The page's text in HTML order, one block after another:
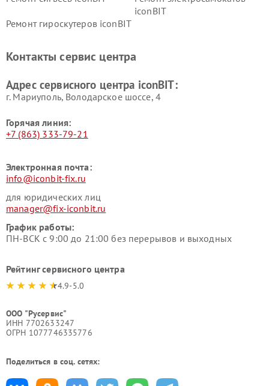
iconBIT
Ремонт гироскутеров iconBIT
Контакты сервис центра
Адрес сервисного центра iconBIT:
г. Мариуполь, Володарское шоссе, 4
Горячая линия:
+7 (863) 333-79-21
Электронная почта:
info@iconbit-fix.ru
для юридических лиц
manager@fix-iconbit.ru
График работы:
ПН-ВСК с 9:00 до 21:00 без перерывов и выходных
Рейтинг сервисного центра
4.9-5.0
ООО "Русервис"
ИНН 7702633247
ОГРН 1077746335776
Поделиться в соц. сетях: